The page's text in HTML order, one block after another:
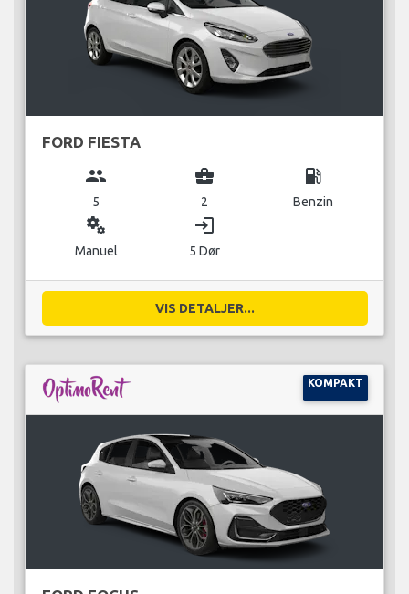
FORD FIESTA
group
5
business_center
2
local_gas_station
Benzin
miscellaneous_services
Manuel
login
5 Dør
VIS DETALJER...
KOMPAKT